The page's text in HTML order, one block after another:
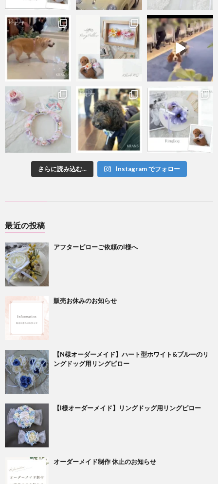
さらに読み込む... Instagram でフォロー
最近の投稿
アフターピローご依頼のI様へ
販売お休みのお知らせ
【N様オーダーメイド】ハート型ホワイト&ブルーのリ
ングドッグ用リングピロー
【I様オーダーメイド】リングドッグ用リングピロー
オーダーメイド制作 休止のお知らせ